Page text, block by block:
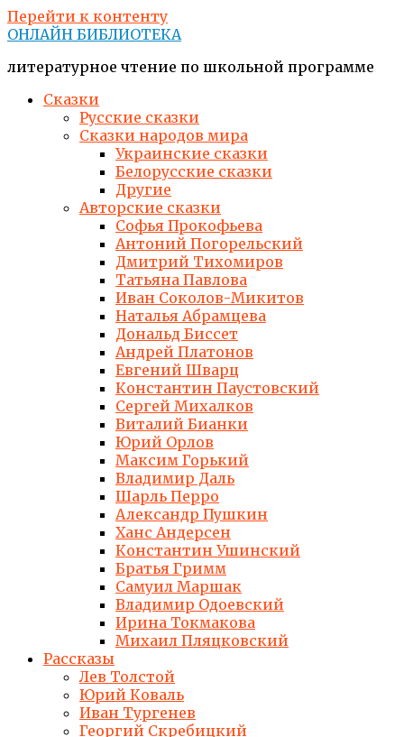
Перейти к контенту
ОНЛАЙН БИБЛИОТЕКА
литературное чтение по школьной программе
Сказки
Русские сказки
Сказки народов мира
Украинские сказки
Белорусские сказки
Другие
Авторские сказки
Софья Прокофьева
Антоний Погорельский
Дмитрий Тихомиров
Татьяна Павлова
Иван Соколов-Микитов
Наталья Абрамцева
Дональд Биссет
Андрей Платонов
Евгений Шварц
Константин Паустовский
Сергей Михалков
Виталий Бианки
Юрий Орлов
Максим Горький
Владимир Даль
Шарль Перро
Александр Пушкин
Ханс Андерсен
Константин Ушинский
Братья Гримм
Самуил Маршак
Владимир Одоевский
Ирина Токмакова
Михаил Пляцковский
Рассказы
Лев Толстой
Юрий Коваль
Иван Тургенев
Георгий Скребицкий